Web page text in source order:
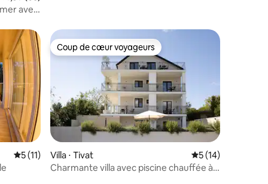
avec
Évaluation moyenne sur la base de 11 commentaires : 5 sur 5
5 (11)
Coup de cœur voyageurs
Coup de cœur voyageurs
Villa ⋅ Tivat Évaluation
5 (14)
Charmante villa avec piscine chauffée à